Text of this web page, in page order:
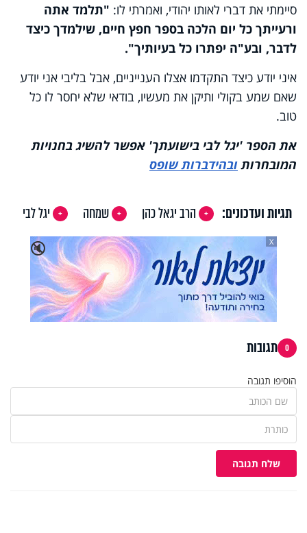
סיימתי את דברי לאותו יהודי, ואמרתי לו: "תלמד אתה
ורעייתך כל יום הלכה בספר חפץ חיים, שילמדך כיצד
לדבר, ובע"ה יפתרו כל בעיותיך".
איני יודע כיצד התקדמו אצלו הענייניים, אבל בליבי אני יודע
שאם שמע בקולי ותיקן את מעשיו, בודאי שלא יחסר לו כל
טוב.
את הספר 'יגל לבי בישועתך' אפשר להשיג בחנויות
המובחרותובהידברות שופס
תגיות ועדכונים: הרב יגאל כהן שמחה
יגל לבי
🔇
X
0 תגובות
הוסיפו תגובה
שלח תגובה